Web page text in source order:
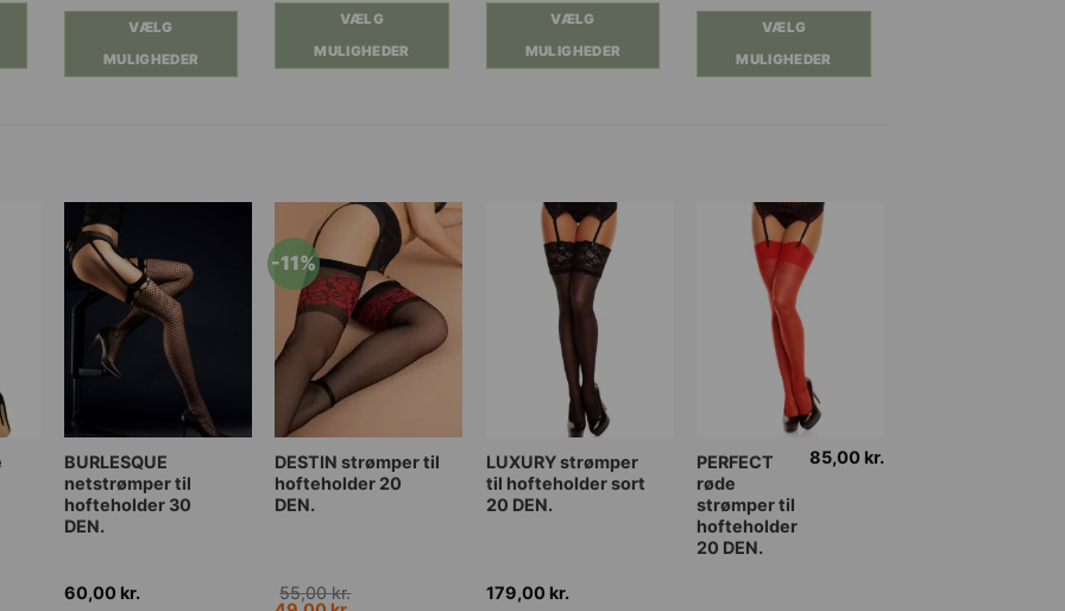
VÆLG
MULIGHEDER
Mulighederne
vælges
VÆLG
MULIGHEDER
Mulighederne
vælges
VÆLG
MULIGHEDER
Mulighederne
vælges
VÆLG
MULIGHEDER
Mulighederne
vælges
BURLESQUE
netstrømper til
hofteholder 30
DEN.
60,00 kr.
Dette
vare
har
Mulighederne
-11%
DESTIN strømper til
hofteholder 20
DEN.
55,00kr.
Dette
vare
har
Mulighederne
LUXURY strømper
til hofteholder sort
20 DEN.
179,00 kr.
Dette
vare
har
Mulighederne
PERFECT
røde
strømper til
hofteholder
20 DEN.
85,00 kr.
Dette
vare
har
flere